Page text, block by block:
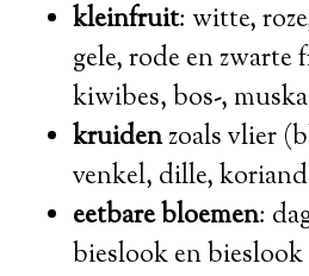
kleinfruit: witte,
gele, rode en zwarte
kiwibes, bos-,
kruidenzoals vlier
venkel, dille,
eetbare bloemen:
bieslook en